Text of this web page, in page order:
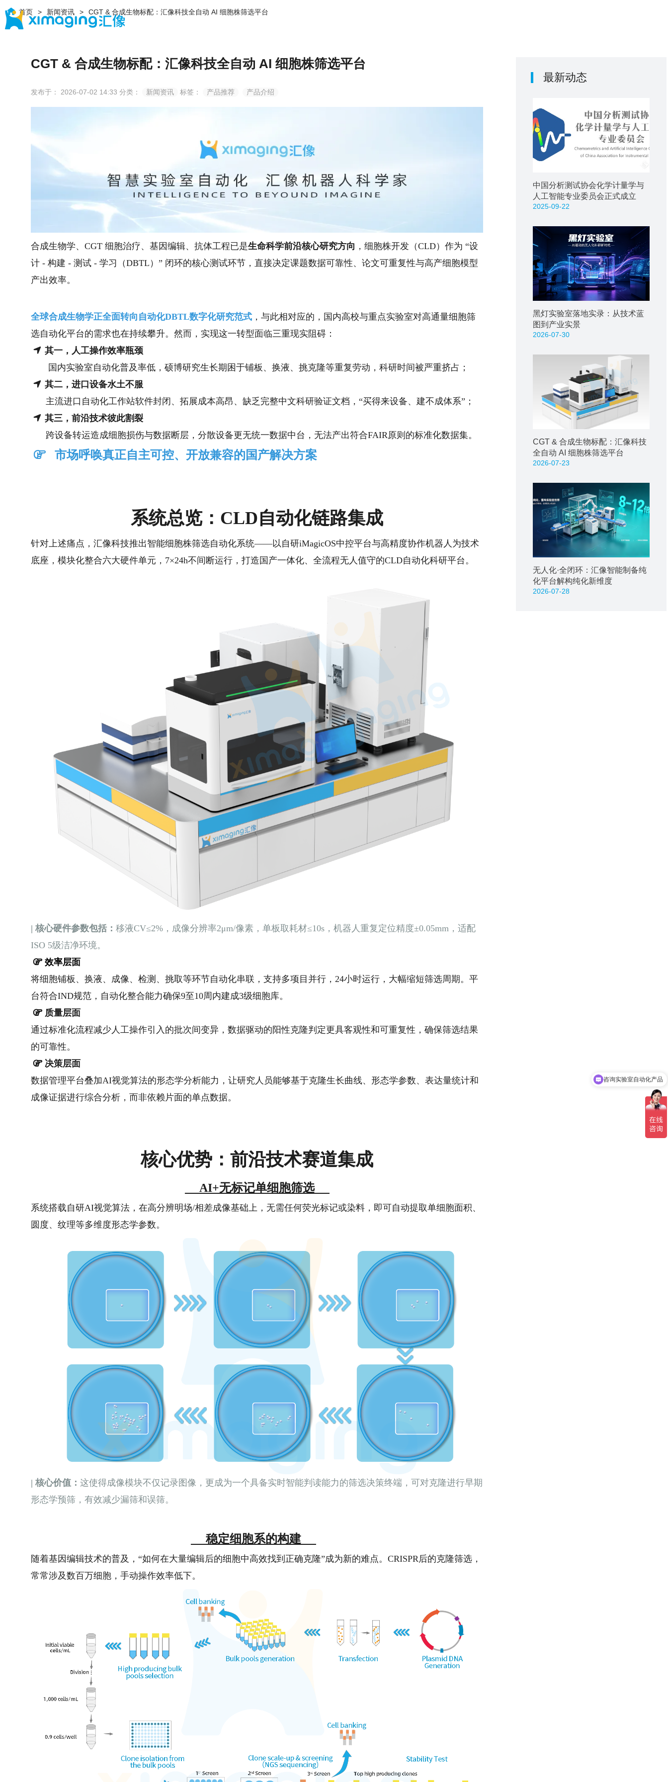
首页 新闻资讯 CGT & 合成生物标配：汇像科技全自动 AI 细胞株筛选平台
CGT & 合成生物标配：汇像科技全自动 AI 细胞株筛选平台
发布于： 2026-07-02 14:33分类： 新闻资讯 标签： 产品推荐 产品介绍
合成生物学、CGT 细胞治疗、基因编辑、抗体工程已是生命科学前沿核心研究方向 ，细胞株开发（CLD）作为 “设
计 - 构建 - 测试 - 学习（DBTL）” 闭环的核心测试环节，直接决定课题数据可靠性、论文可重复性与高产细胞模型
产出效率。
全球合成生物学正全面转向自动化DBTL数字化研究范式 ，与此相对应的，国内高校与重点实验室对高通量细胞筛
选自动化平台的需求也在持续攀升。然而，实现这一转型面临三重现实阻碍 ：
其一，人工操作效率瓶颈
国内实验室自动化普及率低，硕博研究生长期困于铺板、换液、挑克隆等重复劳动，科研时间被严重挤占；
其二，进口设备水土不服
主流进口自动化工作站软件封闭、拓展成本高昂、缺乏完整中文科研验证文档，“买得来设备、建不成体系”；
其三，前沿技术彼此割裂
跨设备转运造成细胞损伤与数据断层，分散设备更无统一数据中台，无法产出符合FAIR原则的标准化数据集。
市场呼唤真正自主可控、开放兼容的国产解决方案
系统总览：CLD自动化链路集成
针对上述痛点，汇像科技推出智能细胞株筛选自动化系统——以自研iMagicOS中控平台与高精度协作机器人 为技术
底座，模块化整合六大硬件单元， 7×24h不间断运行 ，打造 国产一体化、全流程无人值守的CLD自动化科研平台。
| 核心硬件参数包括：移液CV≤2%，成像分辨率2μm/像素，单板取耗材≤10s，机器人重复定位精度±0.05mm，适配
ISO 5级洁净环境。
效率层面
将细胞铺板、换液、成像、检测、挑取等环节自动化串联，支持多项目并行，24小时运行，大幅缩短筛选周期。平
台符合IND规范，自动化整合能力确保9至10周内建成3级细胞库。
质量层面
通过标准化流程减少人工操作引入的批次间变异 ，数据驱动的阳性克隆判定更具客观性和可重复性，确保筛选结果
的可靠性。
决策层面
数据管理平台叠加AI视觉算法的形态学分析能力，让研究人员能够基于克隆生长曲线、形态学参数、表达量统计和
成像证据进行综合分析，而非依赖片面的单点数据。
核心优势：前沿技术赛道集成
AI+无标记单细胞筛选
系统搭载自研AI视觉算法，在高分辨明场/相差成像基础上，无需任何荧光标记或染料，即可自动提取单细胞面积、
圆度、纹理等多维度形态学参数。
| 核心价值：这使得成像模块不仅记录图像，更成为一个具备实时智能判读能力的筛选决策终端，可对克隆进行早期
形态学预筛，有效减少漏筛和误筛。
稳定细胞系的构建
随着基因编辑技术的普及，“如何在大量编辑后的细胞中高效找到正确克隆”成为新的难点。CRISPR后的克隆筛选，
常常涉及数百万细胞，手动操作效率低下。
最新动态
中国分析测试协会化学计量学与
人工智能专业委员会正式成立
2025-09-22
黑灯实验室落地实录：从技术蓝
图到产业实景
2026-07-30
CGT & 合成生物标配：汇像科技
全自动 AI 细胞株筛选平台
2026-07-23
无人化·全闭环：汇像智能制备纯
化平台解构纯化新维度
2026-07-28
可以介绍下你们的产品么